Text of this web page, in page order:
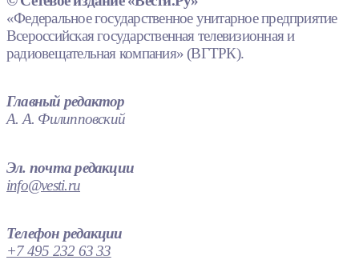
«Федеральное государственное унитарное предприятие
Всероссийская государственная телевизионная и
радиовещательная компания» (ВГТРК).
Главный редактор
А. А. Филипповский
Эл. почта редакции
info@vesti.ru
Телефон редакции
+7 495 232 63 33